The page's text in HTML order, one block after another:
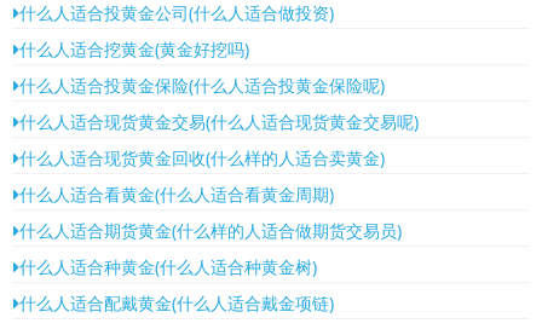
什么人适合投黄金公司(什么人适合做投资)
什么人适合挖黄金(黄金好挖吗)
什么人适合投黄金保险(什么人适合投黄金保险呢)
什么人适合现货黄金交易(什么人适合现货黄金交易呢)
什么人适合现货黄金回收(什么样的人适合卖黄金)
什么人适合看黄金(什么人适合看黄金周期)
什么人适合期货黄金(什么样的人适合做期货交易员)
什么人适合种黄金(什么人适合种黄金树)
什么人适合配戴黄金(什么人适合戴金项链)